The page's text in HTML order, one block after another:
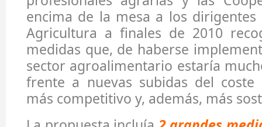
encima de la mesa a los
Agricultura a finales de 2010
medidas que, de haberse
sector agroalimentario estaría
frente a nuevas subidas del coste
más competitivo y, además, más